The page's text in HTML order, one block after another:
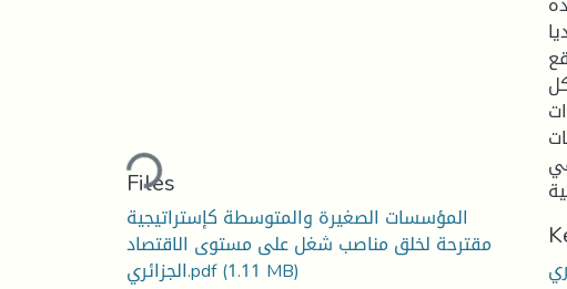
Loading...
Files
المؤسسات الصغيرة والمتوسطة كإستراتيجية
مقترحة لخلق مناصب شغل على مستوى الاقتصاد
الجزائري.pdf(1.11 MB)